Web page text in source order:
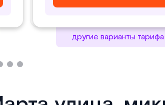
другие варианты тарифа